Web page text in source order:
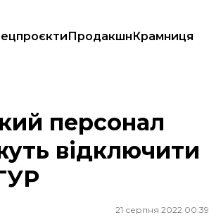
ПродакшнКрамниця
від електромережі України — ГУР
персонал
відключити
21 серпня 2022 00:39